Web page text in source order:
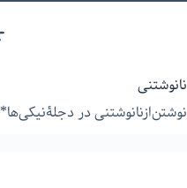
نانوشتنی
نوشتن‌از‌نانوشتنی‌ در‌ دجلۀنیکی‌ها*